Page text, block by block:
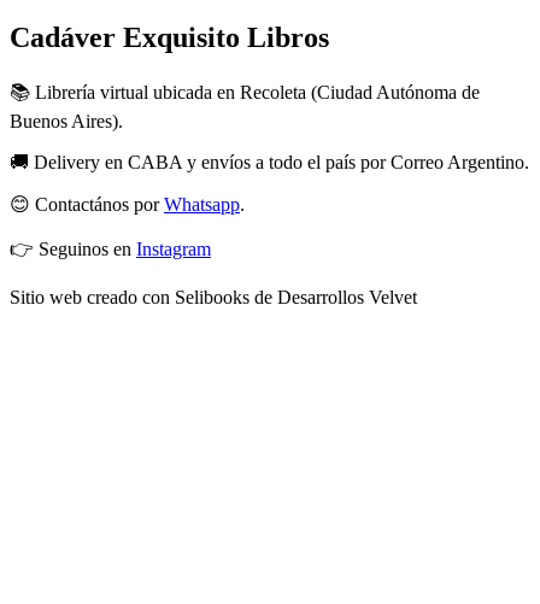
Cadáver Exquisito Libros
📚 Librería virtual ubicada en Recoleta (Ciudad Autónoma de
Buenos Aires).
🚚 Delivery en CABA y envíos a todo el país por Correo Argentino.
😊 Contactános porWhatsapp.
👉 Seguinos en Instagram
Sitio web creado con Selibooks de Desarrollos Velvet